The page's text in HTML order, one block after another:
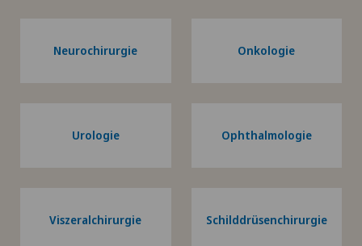
Neurochirurgie Onkologie
Urologie Ophthalmologie
Viszeralchirurgie Schilddrüsenchirurgie